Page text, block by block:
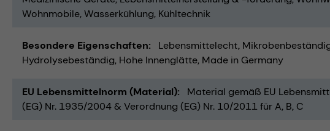
Wohnmobile Wasserkühlung Kühltechnik
Besondere Eigenschaften Lebensmittelecht
Hydrolysebeständig Hohe Innenglätte Made in Germany
EU Lebensmittelnorm (Material)
Material gemäß EU
(EG) Nr. 1935/2004 & Verordnung (EG) Nr. 10/2011 für A, B, C